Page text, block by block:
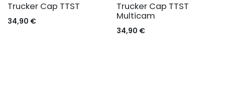
Trucker Cap TTST
34,90 €
Trucker Cap TTST
Multicam
34,90 €